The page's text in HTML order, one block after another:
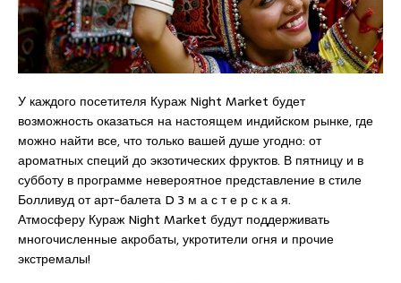
У каждого посетителя Кураж Night Market будет
возможность оказаться на настоящем индийском рынке, где
можно найти все, что только вашей душе угодно: от
ароматных специй до экзотических фруктов. В пятницу и в
субботу в программе невероятное представление в стиле
Болливуд от арт-балета D 3 м а с т е р с к а я.
Атмосферу Кураж Night Market будут поддерживать
многочисленные акробаты, укротители огня и прочие
экстремалы!